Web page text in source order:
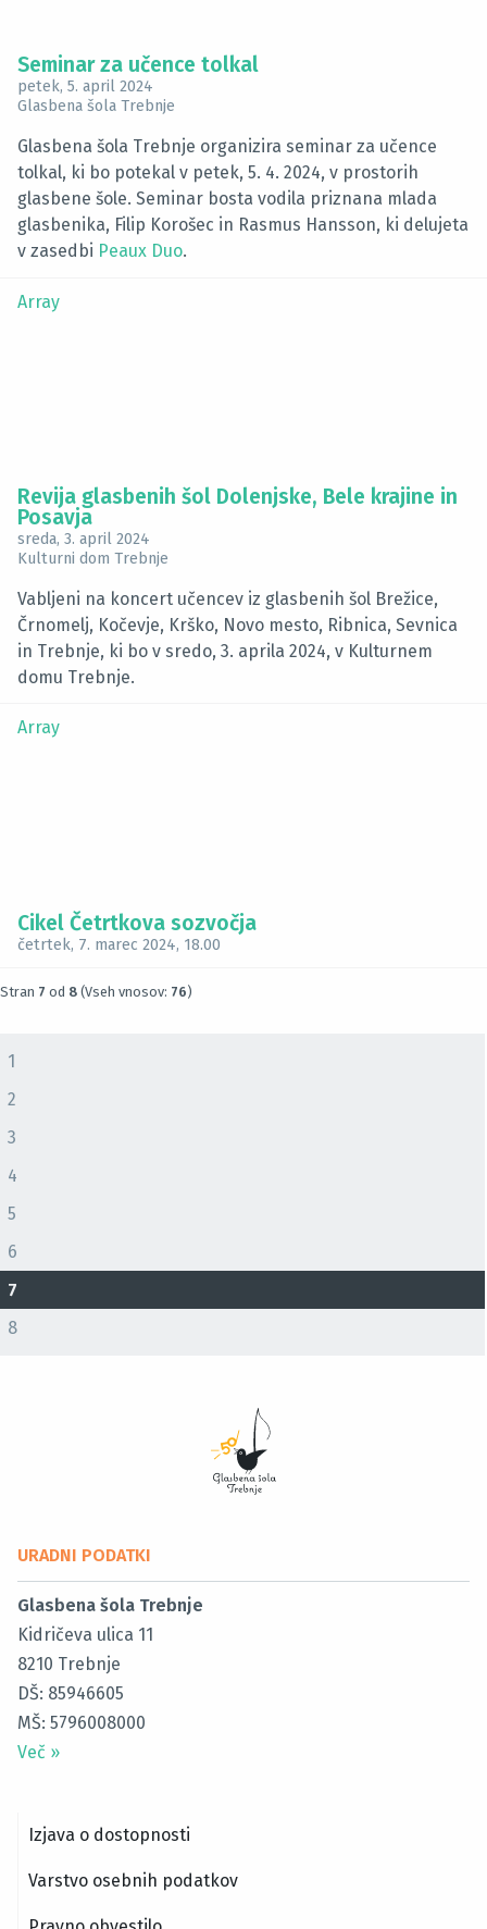
Seminar za učence tolkal
petek, 5. april 2024
Glasbena šola Trebnje
Glasbena šola Trebnje organizira seminar za učence
tolkal, ki bo potekal v petek, 5. 4. 2024, v prostorih
glasbene šole. Seminar bosta vodila priznana mlada
glasbenika, Filip Korošec in Rasmus Hansson, ki delujeta
v zasedbi Peaux Duo.
Array
Revija glasbenih šol Dolenjske, Bele krajine in
Posavja
sreda, 3. april 2024
Kulturni dom Trebnje
Vabljeni na koncert učencev iz glasbenih šol Brežice,
Črnomelj, Kočevje, Krško, Novo mesto, Ribnica, Sevnica
in Trebnje, ki bo v sredo, 3. aprila 2024, v Kulturnem
domu Trebnje.
Array
Cikel Četrtkova sozvočja
četrtek, 7. marec 2024, 18.00
Stran 7 od 8 (Vseh vnosov: 76)
1
2
3
4
5
6
7
8
URADNI PODATKI
Glasbena šola Trebnje
Kidričeva ulica 11
8210 Trebnje
DŠ: 85946605
MŠ: 5796008000
Več »
Izjava o dostopnosti
Varstvo osebnih podatkov